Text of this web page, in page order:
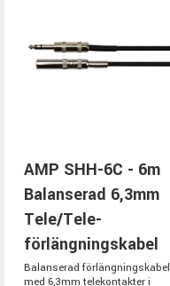
AMP SHH-6C - 6m
Balanserad 6,3mm
Tele/Tele-
förlängningskabel
Balanserad förlängningskabel
med 6,3mm telekontakter i